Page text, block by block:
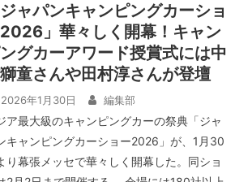
ジャパンキャンピングカーショ
」華々しく開幕！キャン
グカーアワード授賞式には中
童さんや田村淳さんが登壇
2026年1月30日 編集部
ア最大級のキャンピングカーの祭典「ジャ
キャンピングカーショー2026」が、1月30
り幕張メッセで華々しく開幕した。同ショ